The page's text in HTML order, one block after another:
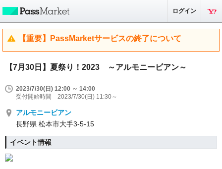
ログイン
【重要】PassMarketサービスの終了について
【7月30日】夏祭り！2023 ～アルモニービアン～
2023/7/30(日) 12:00 ～ 14:00
受付開始時間 2023/7/30(日) 11:30～
アルモニービアン
長野県 松本市大手3-5-15
イベント情報